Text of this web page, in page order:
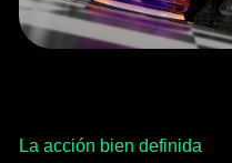
La acción bien definida